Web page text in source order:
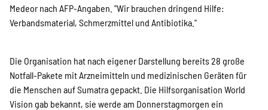
Medeor nach AFP-Angaben. "Wir brauchen dringend Hilfe:
Verbandsmaterial, Schmerzmittel und Antibiotika."
Die Organisation hat nach eigener Darstellung bereits 28 große
Notfall-Pakete mit Arzneimitteln und medizinischen Geräten für
die Menschen auf Sumatra gepackt. Die Hilfsorganisation World
Vision gab bekannt, sie werde am Donnerstagmorgen ein